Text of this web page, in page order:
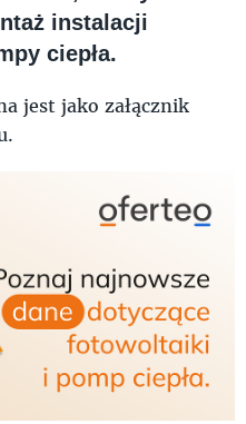
instalacji
ciepła.
jest jako załącznik